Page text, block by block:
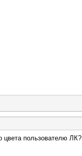
цвета пользователю ЛК?